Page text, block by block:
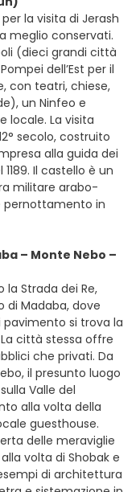
la visita di Jerash
meglio conservati.
(dieci grandi città
dell’Est per il
con teatri, chiese,
un Ninfeo e
locale. La visita
secolo, costruito
alla guida dei
Il castello è un
militare arabo-
pernottamento in
– Monte Nebo –
la Strada dei Re,
di Madaba, dove
pavimento si trova la
città stessa offre
che privati. Da
il presunto luogo
Valle del
alla volta della
guesthouse.
delle meraviglie
volta di Shobak e
di architettura